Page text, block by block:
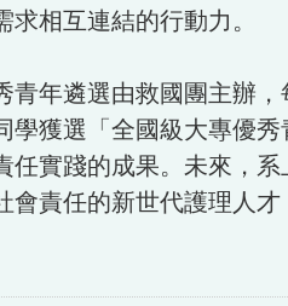
相互連結的行動力。
年遴選由救國團主辦，
獲選「全國級大專優
實踐的成果。未來，系
責任的新世代護理人